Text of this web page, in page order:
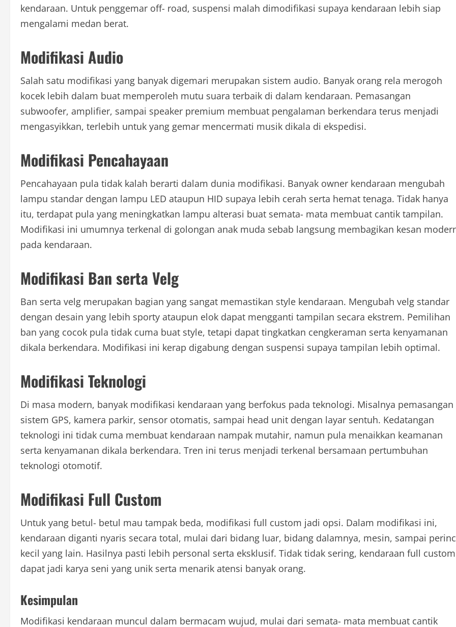
kendaraan. Untuk penggemar off- road, suspensi malah dimodifikasi supaya kendaraan lebih siap
mengalami medan berat.
Modifikasi Audio
Salah satu modifikasi yang banyak digemari merupakan sistem audio. Banyak orang rela merogoh
kocek lebih dalam buat memperoleh mutu suara terbaik di dalam kendaraan. Pemasangan
subwoofer, amplifier, sampai speaker premium membuat pengalaman berkendara terus menjadi
mengasyikkan, terlebih untuk yang gemar mencermati musik dikala di ekspedisi.
Modifikasi Pencahayaan
Pencahayaan pula tidak kalah berarti dalam dunia modifikasi. Banyak owner kendaraan mengubah
lampu standar dengan lampu LED ataupun HID supaya lebih cerah serta hemat tenaga. Tidak hanya
itu, terdapat pula yang meningkatkan lampu alterasi buat semata- mata membuat cantik tampilan.
Modifikasi ini umumnya terkenal di golongan anak muda sebab langsung membagikan kesan
pada kendaraan.
Modifikasi Ban serta Velg
Ban serta velg merupakan bagian yang sangat memastikan style kendaraan. Mengubah velg standar
dengan desain yang lebih sporty ataupun elok dapat mengganti tampilan secara ekstrem. Pemilihan
ban yang cocok pula tidak cuma buat style, tetapi dapat tingkatkan cengkeraman serta kenyamanan
dikala berkendara. Modifikasi ini kerap digabung dengan suspensi supaya tampilan lebih optimal.
Modifikasi Teknologi
Di masa modern, banyak modifikasi kendaraan yang berfokus pada teknologi. Misalnya pemasangan
sistem GPS, kamera parkir, sensor otomatis, sampai head unit dengan layar sentuh. Kedatangan
teknologi ini tidak cuma membuat kendaraan nampak mutahir, namun pula menaikkan keamanan
serta kenyamanan dikala berkendara. Tren ini terus menjadi terkenal bersamaan pertumbuhan
teknologi otomotif.
Modifikasi Full Custom
Untuk yang betul- betul mau tampak beda, modifikasi full custom jadi opsi. Dalam modifikasi ini,
kendaraan diganti nyaris secara total, mulai dari bidang luar, bidang dalamnya, mesin, sampai
kecil yang lain. Hasilnya pasti lebih personal serta eksklusif. Tidak tidak sering, kendaraan full custom
dapat jadi karya seni yang unik serta menarik atensi banyak orang.
Kesimpulan
Modifikasi kendaraan muncul dalam bermacam wujud, mulai dari semata- mata membuat cantik